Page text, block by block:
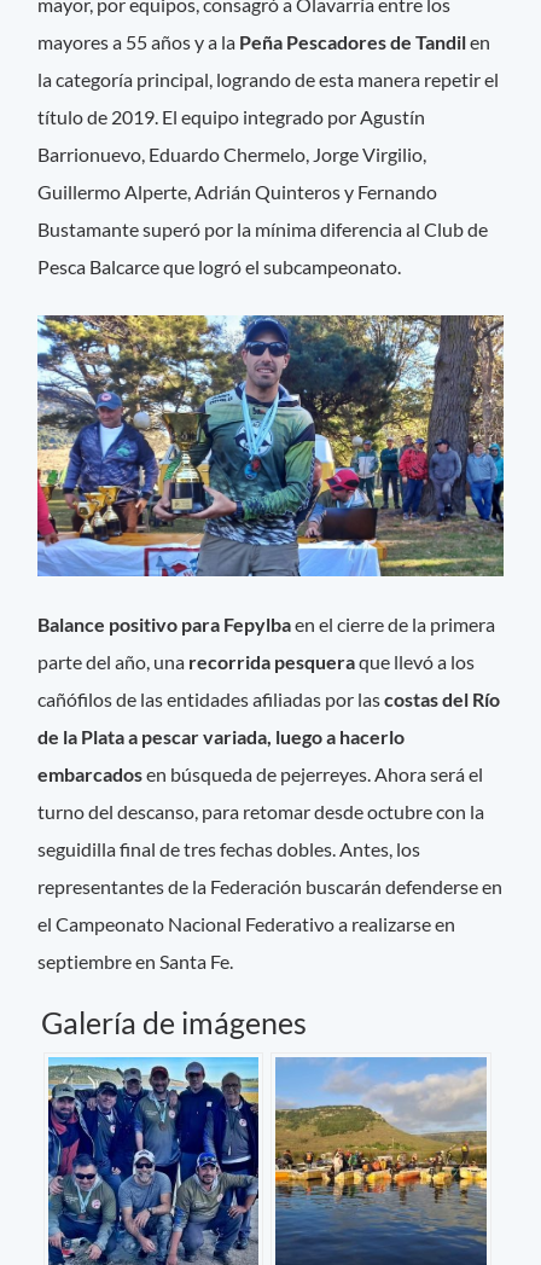
mayor, por equipos, consagró a Olavarría entre los
mayores a 55 años y a la Peña Pescadores de Tandilen
la categoría principal, logrando de esta manera repetir el
título de 2019. El equipo integrado por Agustín
Barrionuevo, Eduardo Chermelo, Jorge Virgilio,
Guillermo Alperte, Adrián Quinteros y Fernando
Bustamante superó por la mínima diferencia al Club de
Pesca Balcarce que logró el subcampeonato.
Balance positivo para Fepylbaen el cierre de la primera
parte del año, una recorrida pesqueraque llevó a los
cañófilos de las entidades afiliadas por lascostas del Río
de la Plata a pescar variada, luego a hacerlo
embarcadosen búsqueda de pejerreyes. Ahora será el
turno del descanso, para retomar desde octubre con la
seguidilla final de tres fechas dobles. Antes, los
representantes de la Federación buscarán defenderse en
el Campeonato Nacional Federativo a realizarse en
septiembre en Santa Fe.
Galería de imágenes